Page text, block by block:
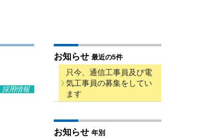
採用情報
お知らせ 最近の5件
只今、通信工事員及び電
気工事員の募集をしてい
ます
お知らせ 年別